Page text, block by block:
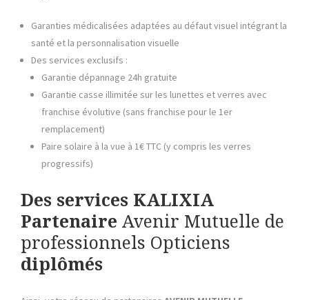
Garanties médicalisées adaptées au défaut visuel intégrant la
santé et la personnalisation visuelle
Des services exclusifs :
Garantie dépannage 24h gratuite
Garantie casse illimitée sur les lunettes et verres avec
franchise évolutive (sans franchise pour le 1er
remplacement)
Paire solaire à la vue à 1€ TTC (y compris les verres
progressifs)
Des services KALIXIA
Partenaire Avenir Mutuelle de
professionnels Opticiens
diplômés